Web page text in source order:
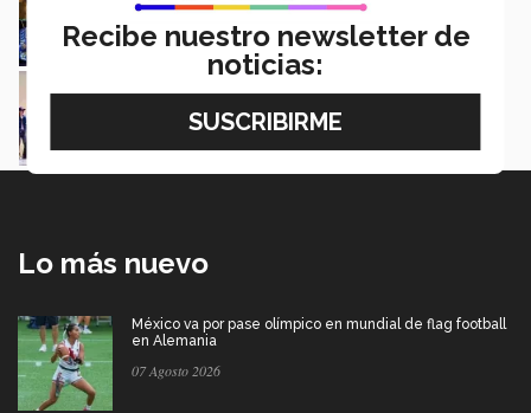
Ricardo Treviño y Alejandro Navarrete
Vibra Puebla y el Tec de Monterrey con las
canciones de VibrArt 2024
Ricardo Treviño
Lo más nuevo
México va por pase olímpico en mundial de flag football
en Alemania
07 Agosto 2026
Recibe nuestro newsletter de
noticias: